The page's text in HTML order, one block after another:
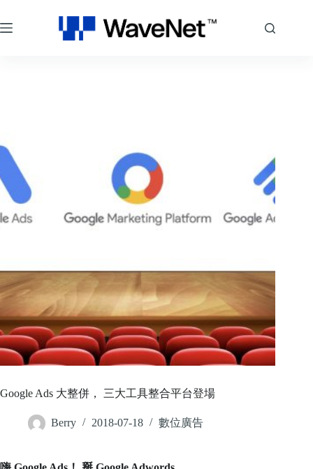
至
主
Google Ads 大整併， 三大工具整合平台登場
Berry 2018-07-18 數位廣告